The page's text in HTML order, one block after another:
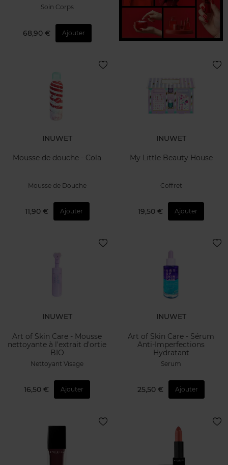
Soin Corps
68,90 € Ajouter
INUWET
Mousse de douche - Cola
Mousse de Douche
11,90 € Ajouter
INUWET
My Little Beauty House
Coffret
19,50 € Ajouter
INUWET
Art of Skin Care - Mousse
nettoyante à l'extrait d'ortie
BIO
Nettoyant Visage
16,50 € Ajouter
INUWET
Art of Skin Care - Sérum
Anti-Imperfections
Hydratant
Serum
25,50 € Ajouter